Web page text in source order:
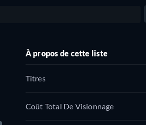
À propos de cette liste
Titres
Coût Total De Visionnage